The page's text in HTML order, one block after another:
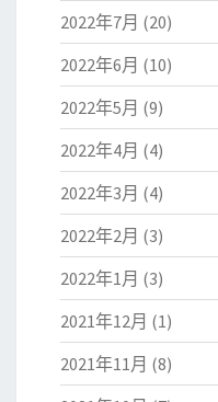
2022年7月 (20)
2022年6月 (10)
2022年5月 (9)
2022年4月 (4)
2022年3月 (4)
2022年2月 (3)
2022年1月 (3)
2021年12月 (1)
2021年11月 (8)